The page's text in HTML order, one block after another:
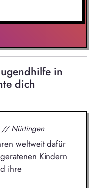
eine bestmögliche
in
dich
// Nürtingen
weltweit dafür
Kindern
ihre